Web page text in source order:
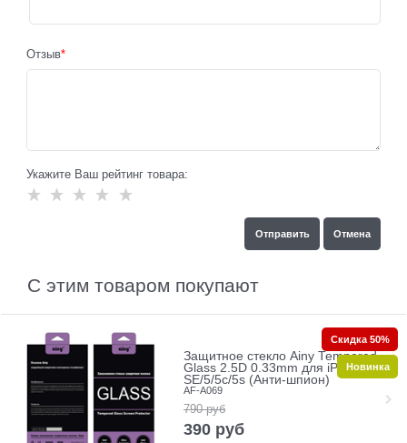
Отзыв
Укажите Ваш рейтинг товара:
С этим товаром покупают
Защитное стекло Ainy Tempered
Glass 2.5D 0.33mm для iPhone
SE/5/5c/5s (Анти-шпион)
AF-A069
790 руб
390 руб
Скидка 50%
Новинка